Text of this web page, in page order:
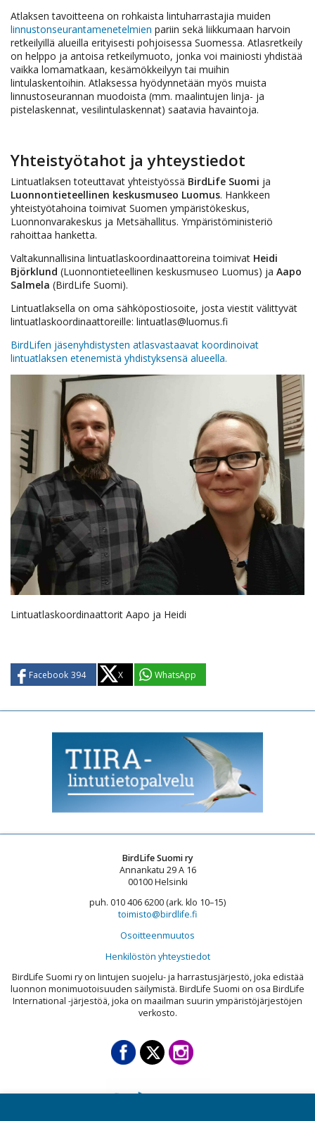
Atlaksen tavoitteena on rohkaista lintuharrastajia muiden
linnustonseurantamenetelmien pariin sekä liikkumaan harvoin
retkeilyillä alueilla erityisesti pohjoisessa Suomessa. Atlasretkeily
on helppo ja antoisa retkeilymuoto, jonka voi mainiosti yhdistää
vaikka lomamatkaan, kesämökkeilyyn tai muihin
lintulaskentoihin. Atlaksessa hyödynnetään myös muista
linnustoseurannan muodoista (mm. maalintujen linja- ja
pistelaskennat, vesilintulaskennat) saatavia havaintoja.
Yhteistyötahot ja yhteystiedot
Lintuatlaksen toteuttavat yhteistyössä BirdLife Suomi ja
Luonnontieteellinen keskusmuseo Luomus. Hankkeen
yhteistyötahoina toimivat Suomen ympäristökeskus,
Luonnonvarakeskus ja Metsähallitus. Ympäristöministeriö
rahoittaa hanketta.
Valtakunnallisina lintuatlaskoordinaattoreina toimivat Heidi
Björklund (Luonnontieteellinen keskusmuseo Luomus) ja Aapo
Salmela (BirdLife Suomi).
Lintuatlaksella on oma sähköpostiosoite, josta viestit välittyvät
lintuatlaskoordinaattoreille: lintuatlas@luomus.fi
BirdLifen jäsenyhdistysten atlasvastaavat koordinoivat
lintuatlaksen etenemistä yhdistyksensä alueella.
Lintuatlaskoordinaattorit Aapo ja Heidi
Facebook 394 X WhatsApp
BirdLife Suomi ry
Annankatu 29 A 16
00100 Helsinki
puh. 010 406 6200 (ark. klo 10–15)
toimisto@birdlife.fi
Osoitteenmuutos
Henkilöstön yhteystiedot
BirdLife Suomi ry on lintujen suojelu- ja harrastusjärjestö, joka edistää
luonnon monimuotoisuuden säilymistä. BirdLife Suomi on osa BirdLife
International -järjestöä, joka on maailman suurin ympäristöjärjestöjen
verkosto.